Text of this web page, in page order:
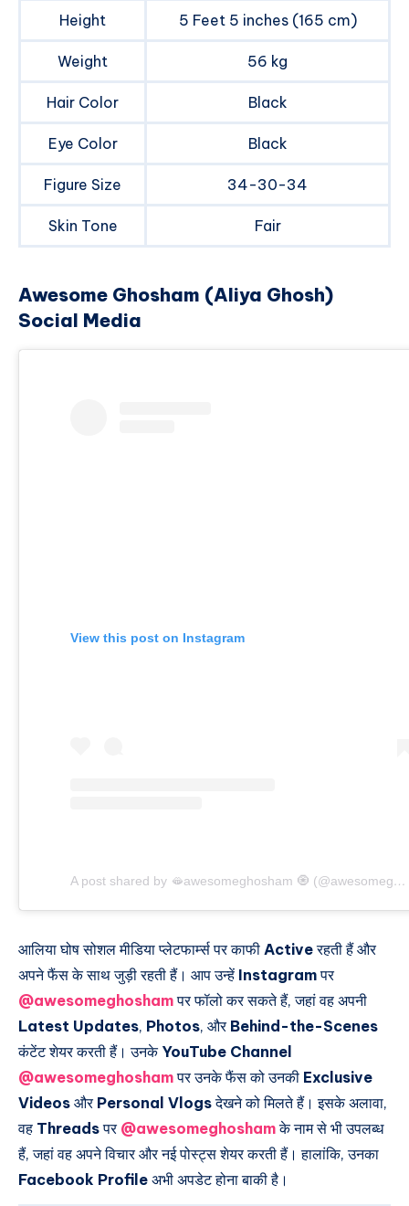
Height 5 Feet 5 inches (165 cm)
Weight 56 kg
Hair Color Black
Eye Color Black
Figure Size 34-30-34
Skin Tone Fair
Awesome Ghosham (Aliya Ghosh)
Social Media
View this post on Instagram
A post shared by 🫦awesomeghosham 🧿 (@awesomeghosham)
आलिया घोष सोशल मीडिया प्लेटफार्म्स पर काफी Activeरहती हैं और
अपने फैंस के साथ जुड़ी रहती हैं। आप उन्हें Instagramपर
@awesomeghoshamपर फॉलो कर सकते हैं, जहां वह अपनी
Latest Updates, Photos, और Behind-the-Scenes
कंटेंट शेयर करती हैं। उनके YouTube Channel
@awesomeghoshamपर उनके फैंस को उनकी Exclusive
Videos और Personal Vlogsदेखने को मिलते हैं। इसके अलावा,
वह Threadsपर @awesomeghoshamके नाम से भी उपलब्ध
हैं, जहां वह अपने विचार और नई पोस्ट्स शेयर करती हैं। हालांकि, उनका
Facebook Profile अभी अपडेट होना बाकी है।